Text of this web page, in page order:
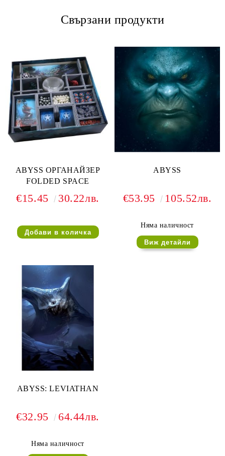
Свързани продукти
ABYSS ОРГАНАЙЗЕР
FOLDED SPACE
€15.45 30.22лв.
ABYSS
€53.95 105.52лв.
Няма наличност
Виж детайли
ABYSS: LEVIATHAN
€32.95 64.44лв.
Няма наличност